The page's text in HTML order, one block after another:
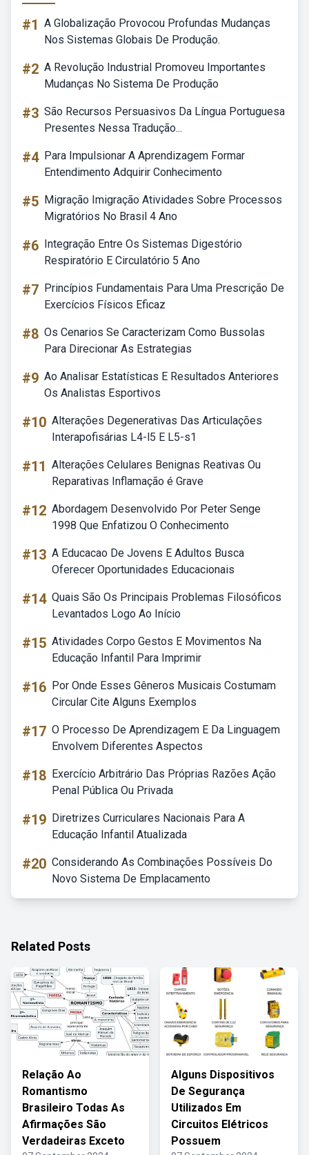
#1 A Globalização Provocou Profundas Mudanças
Nos Sistemas Globais De Produção.
#2 A Revolução Industrial Promoveu Importantes
Mudanças No Sistema De Produção
#3 São Recursos Persuasivos Da Língua Portuguesa
Presentes Nessa Tradução...
#4 Para Impulsionar A Aprendizagem Formar
Entendimento Adquirir Conhecimento
#5 Migração Imigração Atividades Sobre Processos
Migratórios No Brasil 4 Ano
#6 Integração Entre Os Sistemas Digestório
Respiratório E Circulatório 5 Ano
#7 Princípios Fundamentais Para Uma Prescrição De
Exercícios Físicos Eficaz
#8 Os Cenarios Se Caracterizam Como Bussolas
Para Direcionar As Estrategias
#9 Ao Analisar Estatísticas E Resultados Anteriores
Os Analistas Esportivos
#10 Alterações Degenerativas Das Articulações
Interapofisárias L4-l5 E L5-s1
#11 Alterações Celulares Benignas Reativas Ou
Reparativas Inflamação é Grave
#12 Abordagem Desenvolvido Por Peter Senge
1998 Que Enfatizou O Conhecimento
#13 A Educacao De Jovens E Adultos Busca
Oferecer Oportunidades Educacionais
#14 Quais São Os Principais Problemas Filosóficos
Levantados Logo Ao Início
#15 Atividades Corpo Gestos E Movimentos Na
Educação Infantil Para Imprimir
#16 Por Onde Esses Gêneros Musicais Costumam
Circular Cite Alguns Exemplos
#17 O Processo De Aprendizagem E Da Linguagem
Envolvem Diferentes Aspectos
#18 Exercício Arbitrário Das Próprias Razões Ação
Penal Pública Ou Privada
#19 Diretrizes Curriculares Nacionais Para A
Educação Infantil Atualizada
#20 Considerando As Combinações Possíveis Do
Novo Sistema De Emplacamento
Related Posts
Relação Ao
Romantismo
Brasileiro Todas As
Afirmações São
Verdadeiras Exceto
Alguns Dispositivos
De Segurança
Utilizados Em
Circuitos Elétricos
Possuem